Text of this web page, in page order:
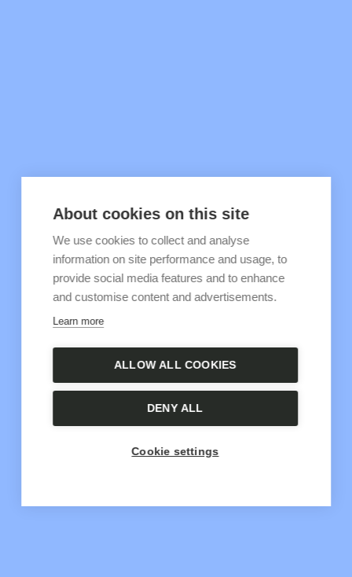
About cookies on this site
We use cookies to collect and analyse
information on site performance and usage, to
provide social media features and to enhance
and customise content and advertisements.
Learn more
ALLOW ALL COOKIES
DENY ALL
Cookie settings